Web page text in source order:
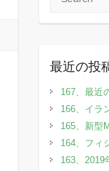
最近の投
167、最近
166、イラ
165、新型
164、フィ
163、2019